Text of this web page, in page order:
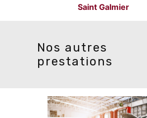
Saint Galmier
Nos autres
prestations